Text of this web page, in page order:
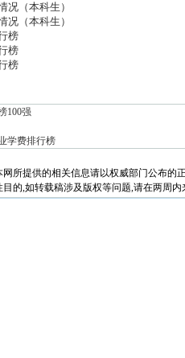
况（本科生）
况（本科生）
榜
榜
榜
100强
学费排行榜
所提供的相关信息请以权威部门公布的
的,如转载稿涉及版权等问题,请在两周内